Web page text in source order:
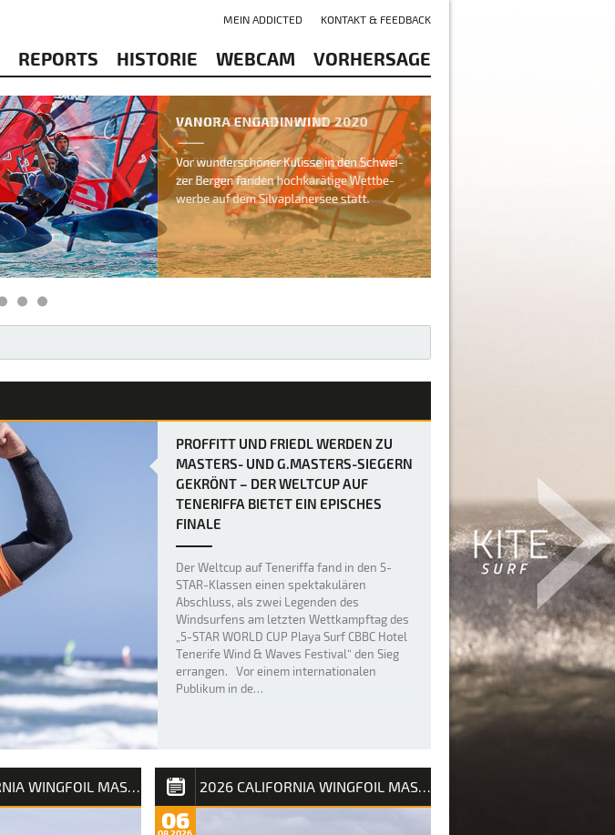
REPORTS HISTORIE WEBCAM VORHERSAGE
MEIN ADDICTED KONTAKT & FEEDBACK
PROFFITT UND FRIEDL WERDEN ZU
MASTERS- UND G.MASTERS-SIEGERN
GEKRÖNT – DER WELTCUP AUF
TENERIFFA BIETET EIN EPISCHES
FINALE
Der Weltcup auf Teneriffa fand in den 5-
STAR-Klassen einen spektakulären
Abschluss, als zwei Legenden des
Windsurfens am letzten Wettkampftag des
„5-STAR WORLD CUP Playa Surf CBBC Hotel
Tenerife Wind & Waves Festival“ den Sieg
errangen. Vor einem internationalen
Publikum in de…
2026 CALIFORNIA WINGFOIL MASTERS SYLT 2026 CALIFORNIA WINGFOIL MASTERS
06